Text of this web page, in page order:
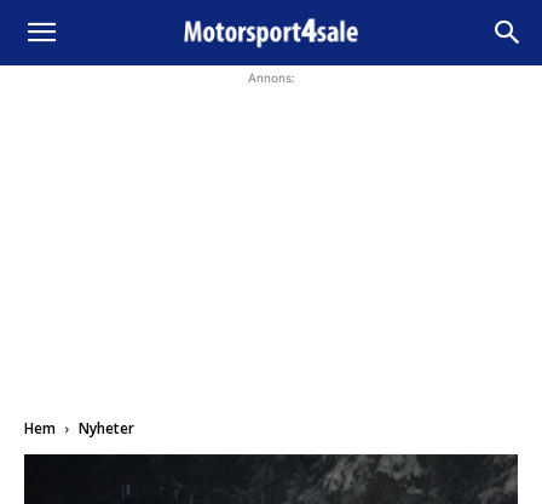
Annons:
Hem Nyheter